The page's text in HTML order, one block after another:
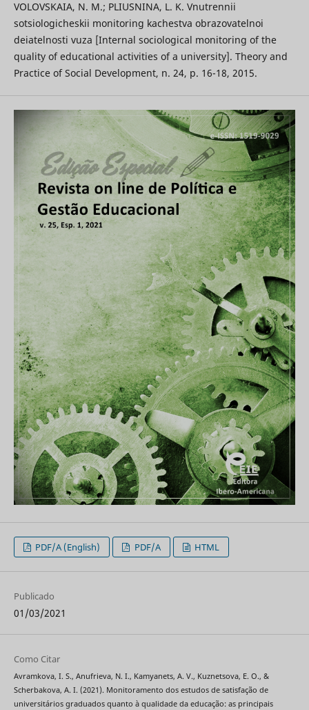
VOLOVSKAIA, N. M.; PLIUSNINA, L. K. Vnutrennii
sotsiologicheskii monitoring kachestva obrazovatelnoi
deiatelnosti vuza [Internal sociological monitoring of the
quality of educational activities of a university]. Theory and
Practice of Social Development, n. 24, p. 16-18, 2015.
PDF/A (English) PDF/A HTML
Publicado
01/03/2021
Como Citar
Avramkova, I. S., Anufrieva, N. I., Kamyanets, A. V., Kuznetsova, E. O., &
Scherbakova, A. I. (2021). Monitoramento dos estudos de satisfação de
universitários graduados quanto à qualidade da educação: as principais